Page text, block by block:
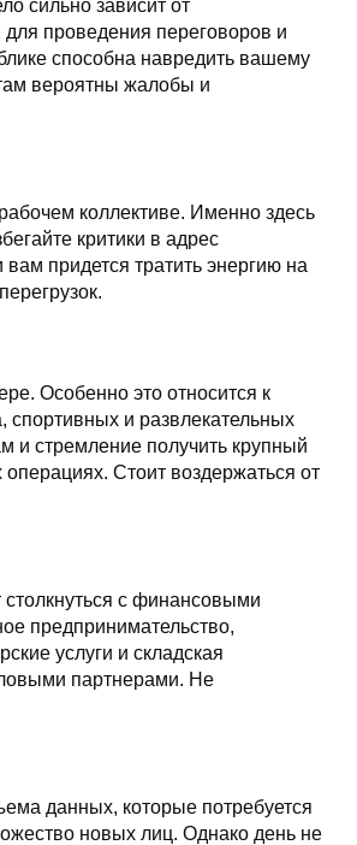
сильно зависит от
проведения переговоров и
способна навредить вашему
вероятны жалобы и
коллективе. Именно здесь
критики в адрес
придется тратить энергию на
Особенно это относится к
и развлекательных
и стремление получить крупный
Стоит воздержаться от
с финансовыми
предпринимательство,
услуги и складская
партнерами. Не
данных, которые потребуется
новых лиц. Однако день не